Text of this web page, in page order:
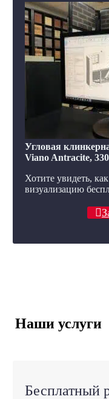
Угловая
Viano Antracite,
Хотите увидеть,
визуализацию
Наши услуги
Бесплатный